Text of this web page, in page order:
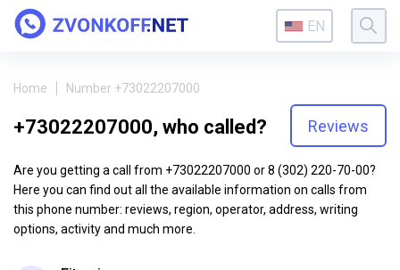
EN
Home Number +73022207000
+73022207000, who called? Reviews
Are you getting a call from +73022207000 or 8 (302) 220-70-00?
Here you can find out all the available information on calls from
this phone number: reviews, region, operator, address, writing
options, activity and much more.